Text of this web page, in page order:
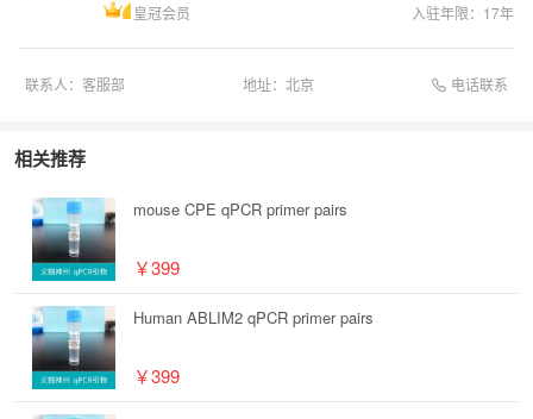
皇冠会员 入驻年限： 17年
联系人： 客服部 地址： 北京 电话联系
相关推荐
mouse CPE qPCR primer pairs
￥399
Human ABLIM2 qPCR primer pairs
￥399